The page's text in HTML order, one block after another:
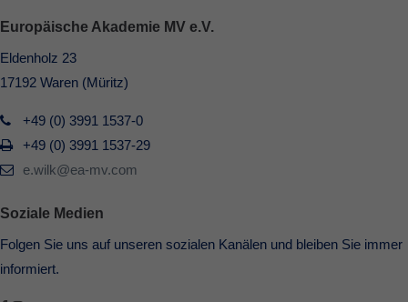
Europäische Akademie MV e.V.
Eldenholz 23
17192 Waren (Müritz)
+49 (0) 3991 1537-0
+49 (0) 3991 1537-29
e.wilk@ea-mv.com
Soziale Medien
Folgen Sie uns auf unseren sozialen Kanälen und bleiben Sie immer
informiert.